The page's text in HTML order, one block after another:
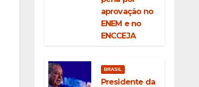
aprovação no
ENEM e no
ENCCEJA
BRASIL
Presidente da